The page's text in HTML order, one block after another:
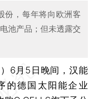
份，每年将向欧洲客
池产品；但未透露交
6月5日晚间，汉能
的德国太阳能企业